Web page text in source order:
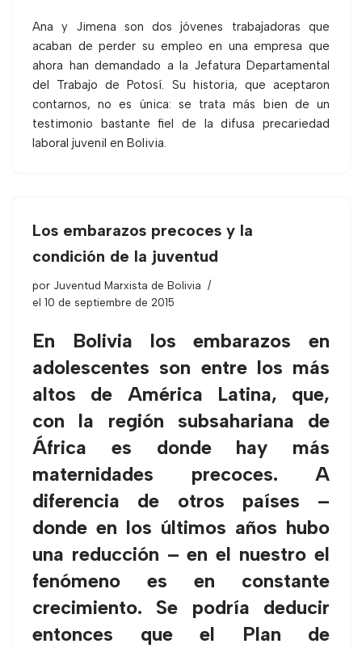
Ana y Jimena son dos jóvenes trabajadoras que
acaban de perder su empleo en una empresa que
ahora han demandado a la Jefatura Departamental
del Trabajo de Potosí. Su historia, que aceptaron
contarnos, no es única: se trata más bien de un
testimonio bastante fiel de la difusa precariedad
laboral juvenil en Bolivia.
Los embarazos precoces y la
condición de la juventud
por Juventud Marxista de Bolivia
el 10 de septiembre de 2015
En Bolivia los embarazos en
adolescentes son entre los más
altos de América Latina, que,
con la región subsahariana de
África es donde hay más
maternidades precoces. A
diferencia de otros países –
donde en los últimos años hubo
una reducción – en el nuestro el
fenómeno es en constante
crecimiento. Se podría deducir
entonces que el Plan de